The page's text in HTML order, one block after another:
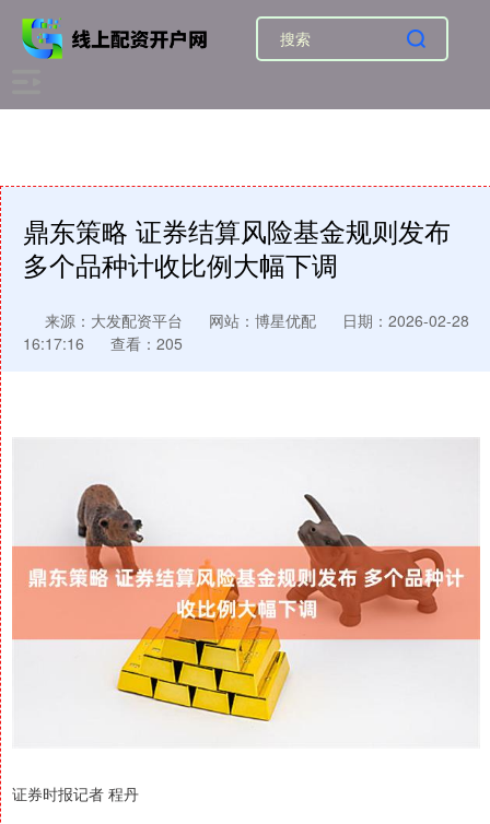
鼎东策略 证券结算风险基金规则发布
多个品种计收比例大幅下调
来源：大发配资平台 网站：博星优配
日期：2026-02-28
16:17:16
查看：205
证券时报记者 程丹